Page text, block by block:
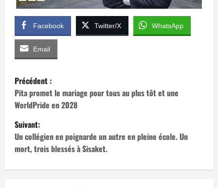
Facebook Twitter/X WhatsApp
Email
N
a
v
i
g
Précédent :
Pita promet le mariage pour tous au plus tôt et une
WorldPride en 2028
Suivant:
Un collégien en poignarde un autre en pleine école. Un
mort, trois blessés à Sisaket.